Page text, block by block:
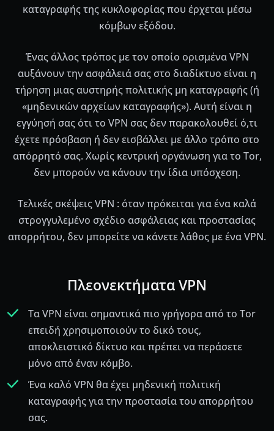
καταγραφής της κυκλοφορίας που έρχεται μέσω
κόμβων εξόδου.
Ένας άλλος τρόπος με τον οποίο ορισμένα VPN
αυξάνουν την ασφάλειά σας στο διαδίκτυο είναι η
τήρηση μιας αυστηρής πολιτικής μη καταγραφής (ή
«μηδενικών αρχείων καταγραφής»). Αυτή είναι η
εγγύησή σας ότι το VPN σας δεν παρακολουθεί ό,τι
έχετε πρόσβαση ή δεν εισβάλλει με άλλο τρόπο στο
απόρρητό σας. Χωρίς κεντρική οργάνωση για το Tor,
δεν μπορούν να κάνουν την ίδια υπόσχεση.
Τελικές σκέψεις VPN : όταν πρόκειται για ένα καλά
στρογγυλεμένο σχέδιο ασφάλειας και προστασίας
απορρήτου, δεν μπορείτε να κάνετε λάθος με ένα VPN.
Πλεονεκτήματα VPN
Τα VPN είναι σημαντικά πιο γρήγορα από το Tor
επειδή χρησιμοποιούν το δικό τους,
αποκλειστικό δίκτυο και πρέπει να περάσετε
μόνο από έναν κόμβο.
Ένα καλό VPN θα έχει μηδενική πολιτική
καταγραφής για την προστασία του απορρήτου
σας.